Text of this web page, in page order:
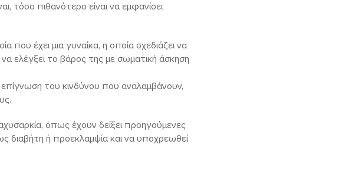
τόσο πιθανότερο είναι να εμφανίσει
που έχει μια γυναίκα, η οποία σχεδιάζει να
να ελέγξει το βάρος της με σωματική άσκηση
του κινδύνου που αναλαμβάνουν,
όπως έχουν δείξει προηγούμενες
διαβήτη ή προεκλαμψία και να υποχρεωθεί